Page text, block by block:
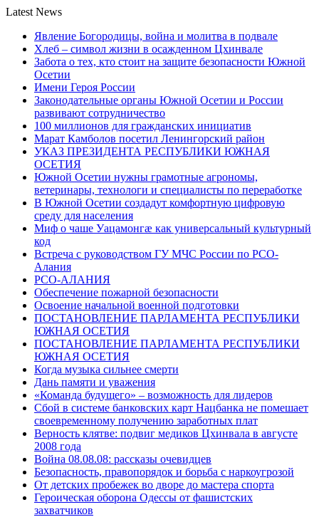
Latest News
Явление Богородицы, война и молитва в подвале
Хлеб – символ жизни в осажденном Цхинвале
Забота о тех, кто стоит на защите безопасности Южной
Осетии
Имени Героя России
Законодательные органы Южной Осетии и России
развивают сотрудничество
100 миллионов для гражданских инициатив
Марат Камболов посетил Ленингорский район
УКАЗ ПРЕЗИДЕНТА РЕСПУБЛИКИ ЮЖНАЯ
ОСЕТИЯ
Южной Осетии нужны грамотные агрономы,
ветеринары, технологи и специалисты по переработке
В Южной Осетии создадут комфортную цифровую
среду для населения
Миф о чаше Уацамонгæ как универсальный культурный
код
Встреча с руководством ГУ МЧС России по РСО-
Алания
РСО-АЛАНИЯ
Обеспечение пожарной безопасности
Освоение начальной военной подготовки
ПОСТАНОВЛЕНИЕ ПАРЛАМЕНТА РЕСПУБЛИКИ
ЮЖНАЯ ОСЕТИЯ
ПОСТАНОВЛЕНИЕ ПАРЛАМЕНТА РЕСПУБЛИКИ
ЮЖНАЯ ОСЕТИЯ
Когда музыка сильнее смерти
Дань памяти и уважения
«Команда будущего» – возможность для лидеров
Сбой в системе банковских карт Нацбанка не помешает
своевременному получению заработных плат
Верность клятве: подвиг медиков Цхинвала в августе
2008 года
Война 08.08.08: рассказы очевидцев
Безопасность, правопорядок и борьба с наркоугрозой
От детских пробежек во дворе до мастера спорта
Героическая оборона Одессы от фашистских
захватчиков